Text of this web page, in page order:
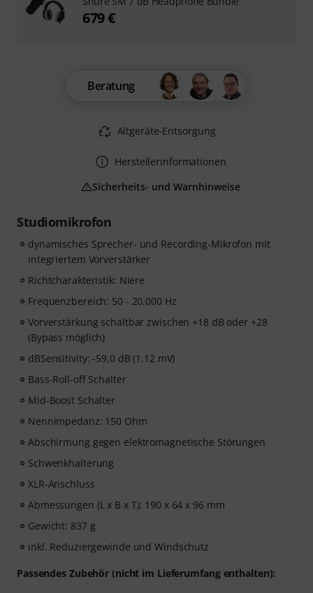
Studiomikrofon
dynamisches Sprecher- und Recording-Mikrofon mit
integriertem Vorverstärker
Richtcharakteristik: Niere
Frequenzbereich: 50 - 20.000 Hz
Vorverstärkung schaltbar zwischen +18 dB oder +28
(Bypass möglich)
dBSensitivity: -59,0 dB (1,12 mV)
Bass-Roll-off Schalter
Mid-Boost Schalter
Nennimpedanz: 150 Ohm
Abschirmung gegen elektromagnetische Störungen
Schwenkhalterung
XLR-Anschluss
Abmessungen (L x B x T): 190 x 64 x 96 mm
Gewicht: 837 g
inkl. Reduziergewinde und Windschutz
Passendes Zubehör (nicht im Lieferumfang enthalten):
Beratung
Altgeräte-Entsorgung
Herstellerinformationen
Sicherheits- und Warnhinweise
679 €